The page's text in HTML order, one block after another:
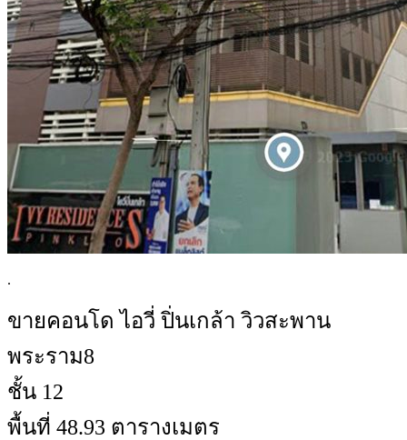
.
ขายคอนโด ไอวี่ ปิ่นเกล้า วิวสะพาน
พระราม8
ชั้น 12
พื้นที่ 48.93 ตารางเมตร